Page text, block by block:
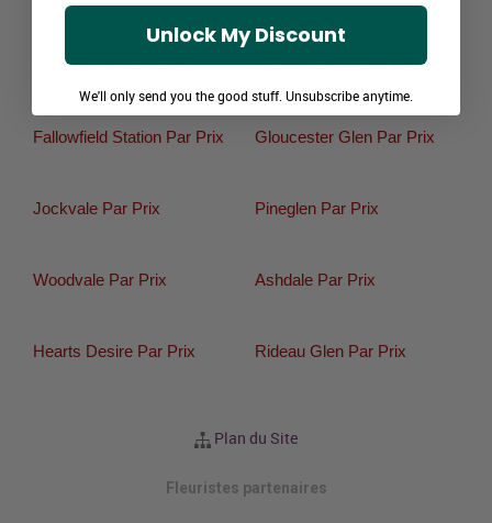
Grenfell Glen Par Prix Country Place Par Prix
Fallowfield Station Par Prix Gloucester Glen Par Prix
Jockvale Par Prix Pineglen Par Prix
Woodvale Par Prix Ashdale Par Prix
Hearts Desire Par Prix Rideau Glen Par Prix
Plan du Site
Fleuristes partenaires
Unlock My Discount
We'll only send you the good stuff. Unsubscribe anytime.